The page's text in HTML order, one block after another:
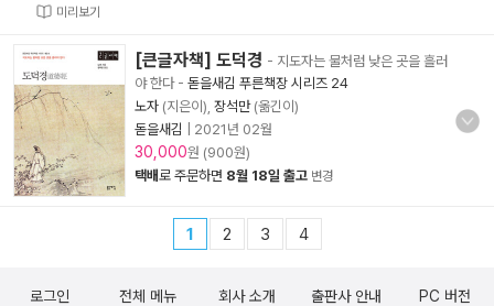
미리보기
[큰글자책] 도덕경 - 지도자는 물처럼 낮은 곳을 흘러
야 한다- 돋을새김 푸른책장 시리즈 24
노자 (지은이), 장석만(옮긴이)
돋을새김
2021년 02월
30,000원 (900원)
택배로 주문하면 8월 18일 출고 변경
1 2 3 4
로그인 전체 메뉴 회사 소개 출판사 안내 PC 버전